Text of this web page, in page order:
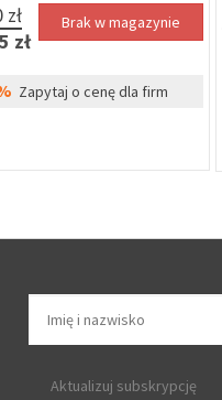
kpl
Aktualizuj subskrypcję